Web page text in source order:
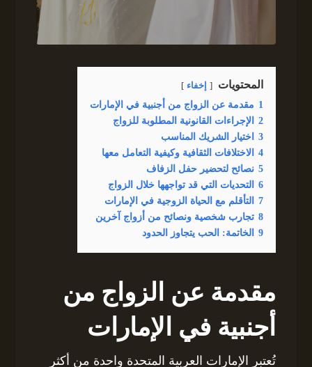
المحتويات إخفاء
1 مقدمة عن الزواج من أجنبية في الإمارات
2
الإجراءات القانونية المطلوبة للزواج
3
اختيار الشريك المناسب
4
الاختلافات الثقافية وكيفية التعامل معها
5 نصائح لتحضير حفل الزفاف
6
التحديات التي قد تواجهها خلال الزواج
7
التأقلم مع الحياة الزوجية في الإمارات
8 تجارب شخصية ونصائح من أزواج آخرين
9
الخاتمة: الحب يتجاوز الحدود
مقدمة عن الزواج من
أجنبية في الإمارات
تُعتبر الإمارات العربية المتحدة واحدة من أكثر